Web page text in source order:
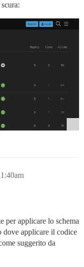
per applicare lo schema
dove applicare il codice
suggerito da